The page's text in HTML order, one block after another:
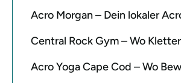
Acro Morgan – Dein lokaler
Central Rock Gym – Wo
Acro Yoga Cape Cod – Wo